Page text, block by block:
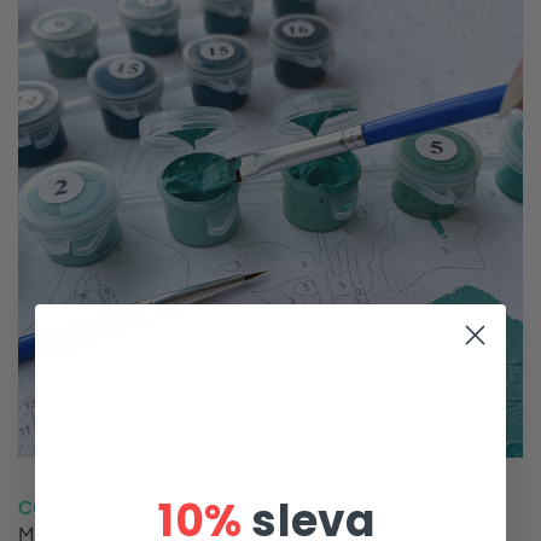
CO JE TO OBRAZ PODLE ČÍSLA?
Malování podle čísel je systém, při kterém je obraz
10%sleva